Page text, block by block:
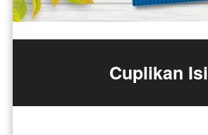
Cuplikan Isi